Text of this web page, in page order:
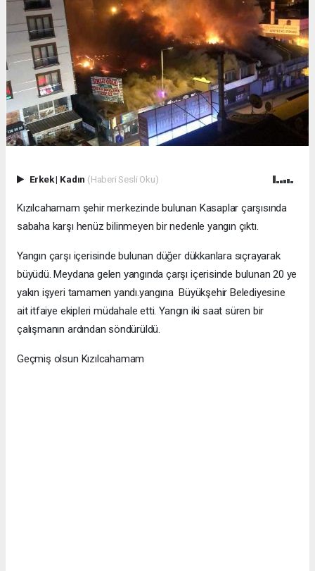
Erkek| Kadın (Haberi Sesli Oku)
Kızılcahamam şehir merkezinde bulunan Kasaplar çarşısında
sabaha karşı henüz bilinmeyen bir nedenle yangın çıktı.
Yangın çarşı içerisinde bulunan düğer dükkanlara sıçrayarak
büyüdü. Meydana gelen yangında çarşı içerisinde bulunan 20 ye
yakın işyeri tamamen yandı.yangına Büyükşehir Belediyesine
ait itfaiye ekipleri müdahale etti. Yangın iki saat süren bir
çalışmanın ardından söndürüldü.
Geçmiş olsun Kızılcahamam